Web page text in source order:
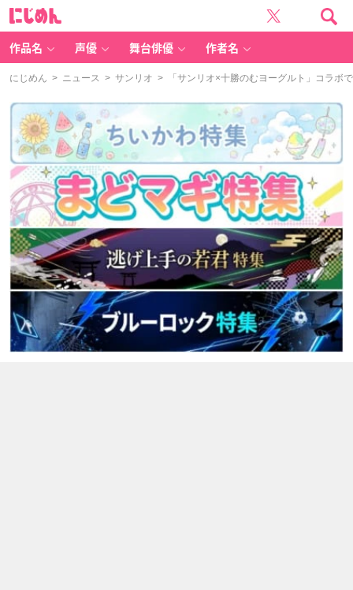
作品名 声優 舞台俳優 作者名
にじめん > ニュース > サンリオ > 「サンリオ×十勝のむヨーグルト」コラボ